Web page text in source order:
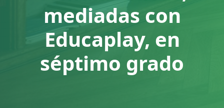
mediadas con
Educaplay, en
séptimo grado